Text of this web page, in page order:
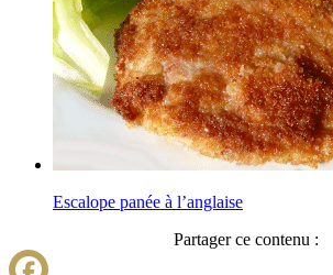
Escalope panée à l’anglaise
Partager ce contenu :